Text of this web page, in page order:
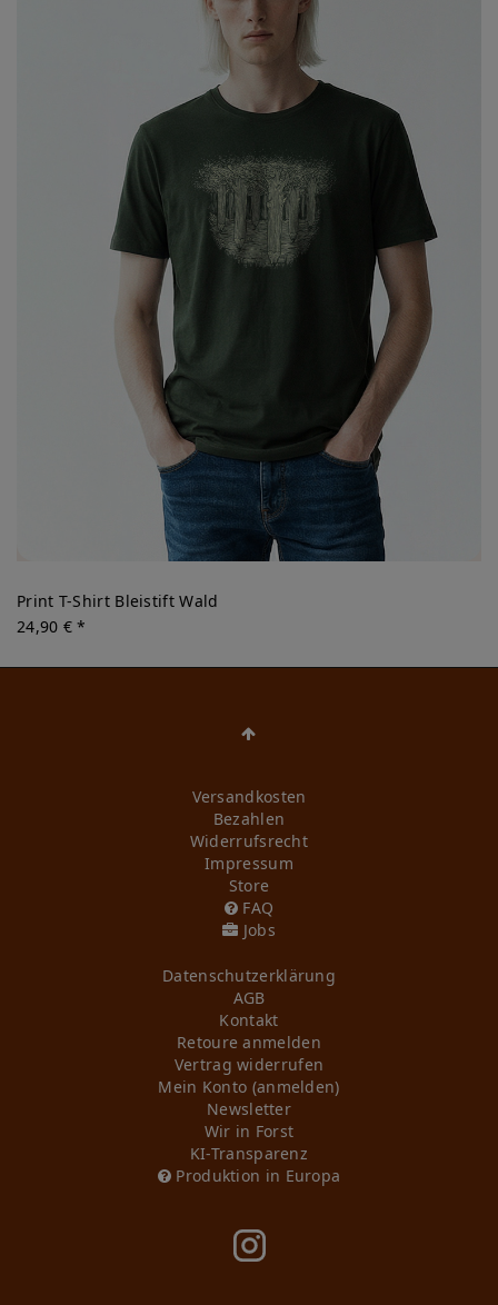
Print T-Shirt Bleistift Wald
24,90 € *
Versandkosten
Bezahlen
Widerrufs­recht
Impressum
Store
FAQ
Jobs
Daten­schutz­erklärung
AGB
Kontakt
Retoure anmelden
Vertrag widerrufen
Mein Konto (anmelden)
Newsletter
Wir in Forst
KI-Transparenz
Produktion in Europa